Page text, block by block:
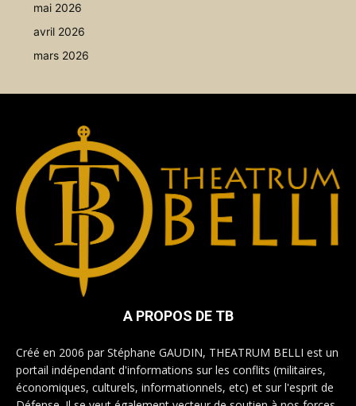
mai 2026
avril 2026
mars 2026
A PROPOS DE TB
Créé en 2006 par Stéphane GAUDIN, THEATRUM BELLI est un
portail indépendant d'informations sur les conflits (militaires,
économiques, culturels, informationnels, etc) et sur l'esprit de